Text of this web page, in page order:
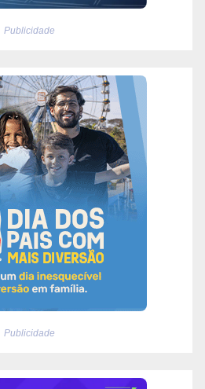
Publicidade
Publicidade